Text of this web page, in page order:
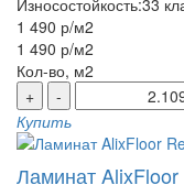
Износостойкость:33
1 490 р/м2
1 490 р/м2
Кол-во, м2
+
-
Купить
Ламинат